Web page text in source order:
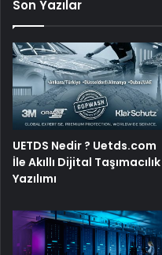
Son Yazılar
UETDS Nedir ? Uetds.com
İle Akıllı Dijital Taşımacılık
Yazılımı